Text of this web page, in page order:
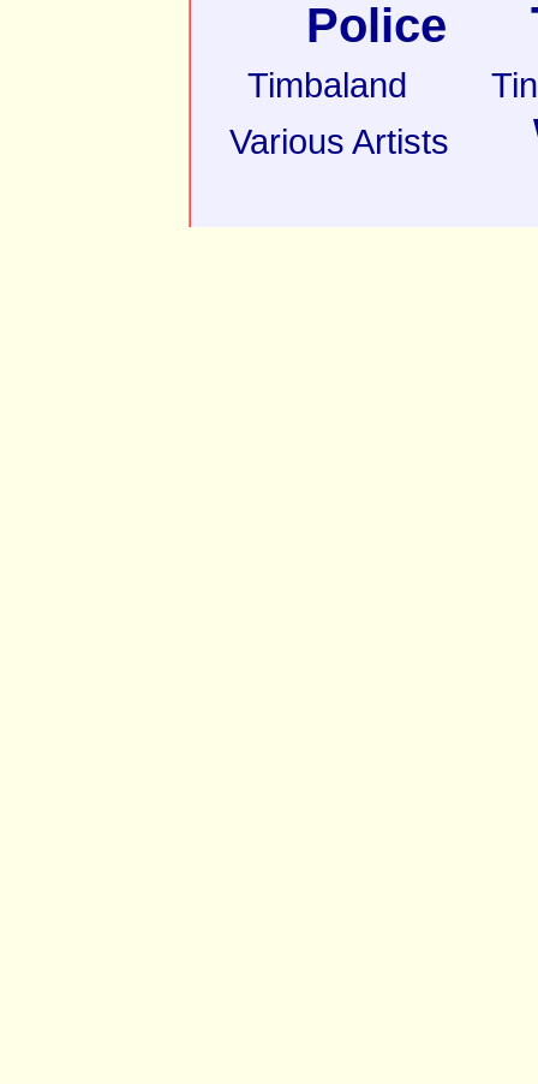
Police
Timbaland
Various Artists